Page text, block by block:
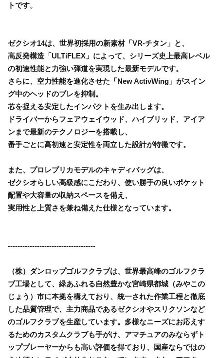
トです。
ゼクシオ14は、世界初採用の新素材「VR-チタン」と、
高反発構造「ULTiFLEX」によって、シリーズ史上最高レベル
の初速性能と力強い弾道を実現した最新モデルです。
さらに、空力性能を進化させた「New ActivWing」がスイン
グ中のヘッドのブレを抑制。
芯を捉える安定したインパクトを生み出します。
ドライバーからフェアウェイウッド、ハイブリッド、アイア
ンまで最新のテクノロジーを搭載し、
番手ごとに高初速と安定性を両立した設計が特徴です。
また、プロレプリカモデルのキャディバッグは、
ゼクシオらしい高級感にこだわり、使い勝手の良いポケット
配置や大容量の収納スペースを備え、
実用性と上質さを兼ね備えた仕様となっています。
------------------------------------
（株）ダンロップゴルフクラブは、世界最高峰のゴルフクラ
ブ工場として、緑あふれる自然豊かな宮崎県都城（みやこの
じょう）市に本拠を構えており、統一された作業工程と徹底
した品質管理で、主力商品であるゼクシオやスリクソンなど
のゴルフクラブを生産しています。多様なニーズにお応えす
るためのカスタムクラブも手がけ、アマチュアのみならずト
ッププレーヤーからも高い評価を得ており、国産ならではの